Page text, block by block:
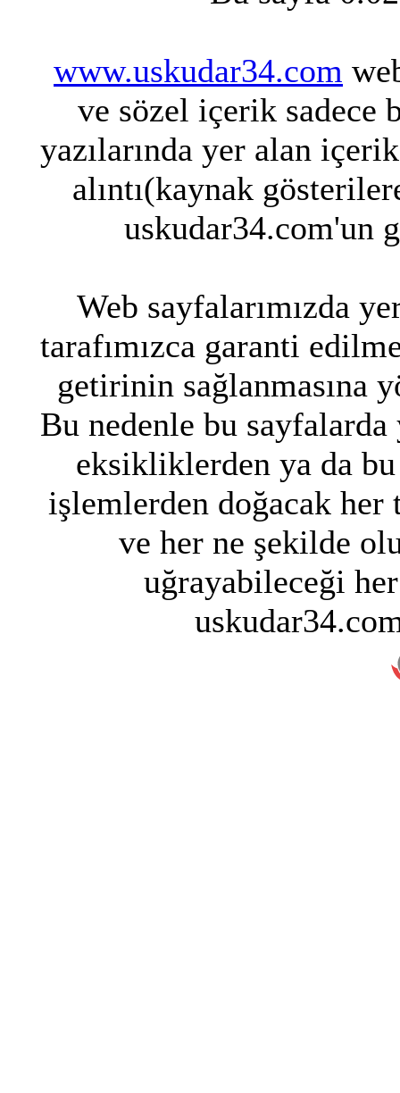
www.uskudar34.com
ve sözel içerik sadece
yazılarında yer alan
alıntı(kaynak
uskudar34.com'un
Web sayfalarımızda
tarafımızca garanti
getirinin sağlanmasına
Bu nedenle bu
eksikliklerden ya da
işlemlerden doğacak
ve her ne şekilde
uğrayabileceği